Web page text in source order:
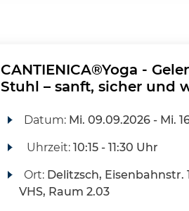
CANTIENICA®Yoga -
Stuhl – sanft, sicher und
Datum: Mi. 09.09.2026 - Mi.
Uhrzeit: 10:15 - 11:30 Uhr
Ort: Delitzsch, Eisenbahnstr.
VHS, Raum 2.03